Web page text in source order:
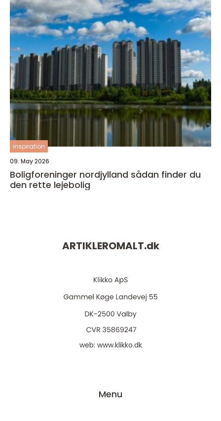
inspiration
09. May 2026
Boligforeninger nordjylland sådan finder du
den rette lejebolig
ARTIKLEROMALT.dk
web: www.klikko.dk
Menu